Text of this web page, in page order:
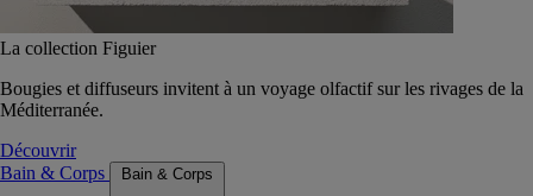
La collection Figuier
Bougies et diffuseurs invitent à un voyage olfactif sur les rivages de la
Méditerranée.
Découvrir
Bain & Corps
Bain & Corps